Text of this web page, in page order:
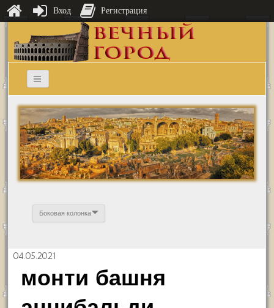
Боковая колонка
04.05.2021
монти башня
Вход Регистрация